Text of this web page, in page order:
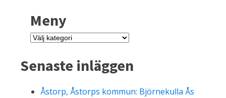
Meny
Meny
Senaste inläggen
Åstorp, Åstorps kommun: Björnekulla Ås